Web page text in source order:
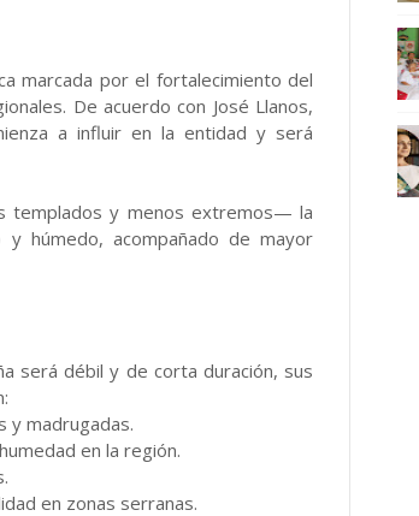
marcada por el fortalecimiento del
De acuerdo con José Llanos,
a influir en la entidad y será
templados y menos extremos— la
húmedo, acompañado de mayor
será débil y de corta duración, sus
y madrugadas.
en la región.
en zonas serranas.